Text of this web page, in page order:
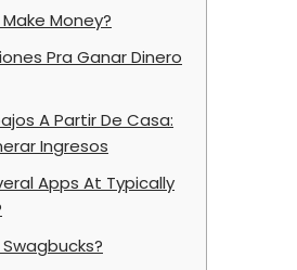
Money?
Pra Ganar Dinero
A Partir De Casa:
Ingresos
Apps At Typically